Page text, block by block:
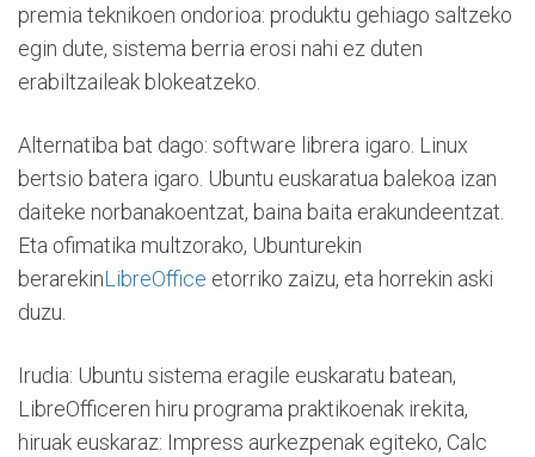
premia teknikoen ondorioa: produktu gehiago saltzeko
egin dute, sistema berria erosi nahi ez duten
erabiltzaileak blokeatzeko.
Alternatiba bat dago: software librera igaro. Linux
bertsio batera igaro. Ubuntu euskaratua balekoa izan
daiteke norbanakoentzat, baina baita erakundeentzat.
Eta ofimatika multzorako, Ubunturekin
berarekinLibreOffice etorriko zaizu, eta horrekin aski
duzu.
Irudia: Ubuntu sistema eragile euskaratu batean,
LibreOfficeren hiru programa praktikoenak irekita,
hiruak euskaraz: Impress aurkezpenak egiteko, Calc